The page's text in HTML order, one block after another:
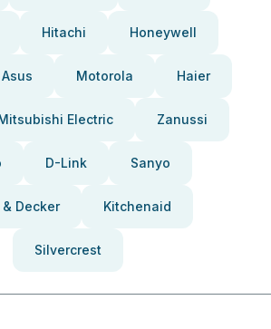
Hitachi Honeywell
Asus Motorola Haier
Electric Zanussi
D-Link Sanyo
Decker Kitchenaid
Silvercrest